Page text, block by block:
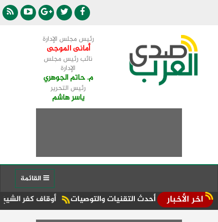
رئيس مجلس الإدارة
أمانى الموجى
نائب رئيس مجلس
الإدارة
م. حاتم الجوهري
رئيس التحرير
ياسر هاشم
اخر الأخبار أوقاف كفر الشيخ تنظم قوافل أحدث التقنيات والتوصيات